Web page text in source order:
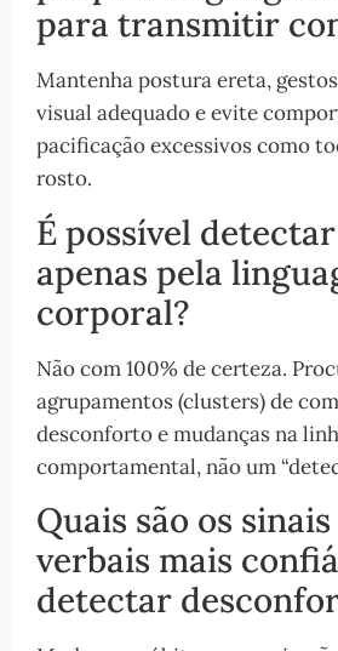
para transmitir
Mantenha postura ereta,
visual adequado e evite
pacificação excessivos como
rosto.
É possível
apenas pela
corporal?
Não com 100% de certeza.
agrupamentos (clusters) de
desconforto e mudanças na
comportamental, não um
Quais são os
verbais mais
detectar